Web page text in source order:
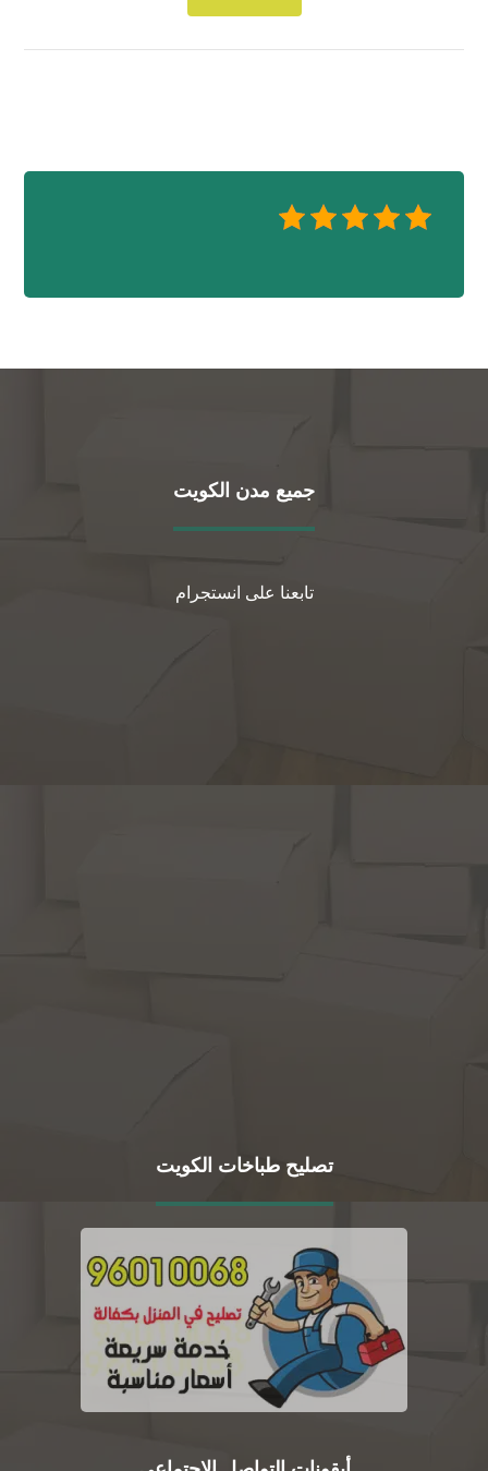
جميع مدن الكويت
تابعنا على انستجرام
تصليح طباخات الكويت